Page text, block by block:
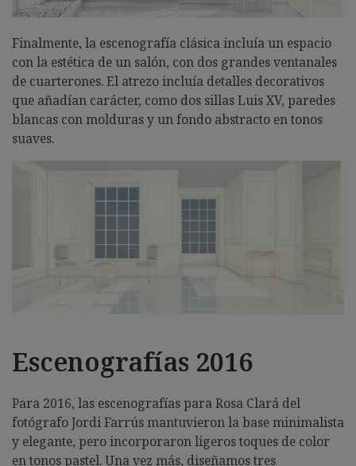
Finalmente, la escenografía clásica incluía un espacio
con la estética de un salón, con dos grandes ventanales
de cuarterones. El atrezo incluía detalles decorativos
que añadían carácter, como dos sillas Luis XV, paredes
blancas con molduras y un fondo abstracto en tonos
suaves.
Escenografías 2016
Para 2016, las escenografías para Rosa Clará del
fotógrafo Jordi Farrús mantuvieron la base minimalista
y elegante, pero incorporaron ligeros toques de color
en tonos pastel. Una vez más, diseñamos tres